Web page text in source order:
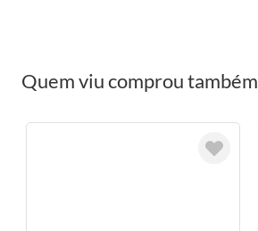
Quem viu comprou também